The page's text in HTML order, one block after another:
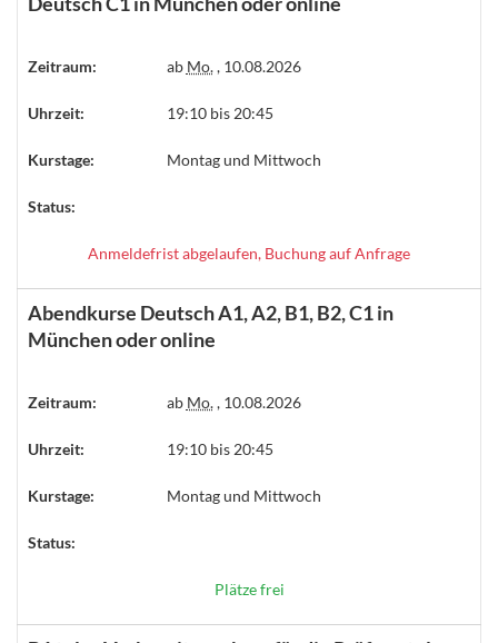
Zeitraum: ab Mo., 10.08.2026
Uhrzeit: 19:10 bis 20:45
Kurstage: Montag und Mittwoch
Status:
Anmeldefrist abgelaufen, Buchung auf Anfrage
Abendkurse Deutsch A1, A2, B1, B2, C1 in
München oder online
Zeitraum: ab Mo., 10.08.2026
Uhrzeit: 19:10 bis 20:45
Kurstage: Montag und Mittwoch
Status:
Plätze frei